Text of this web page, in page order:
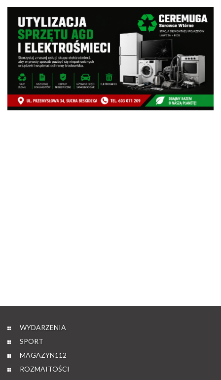
WYDARZENIA
SPORT
MAGAZYN112
ROZMAITOŚCI